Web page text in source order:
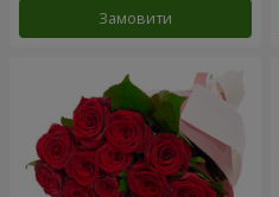
Замовити